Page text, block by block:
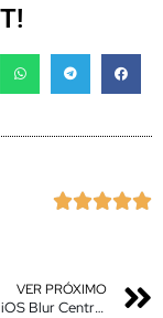

VER PRÓXIMO
Ative Agora! iOS Blur Central de Notificações Sem Temas – Modo Escuro e Claro